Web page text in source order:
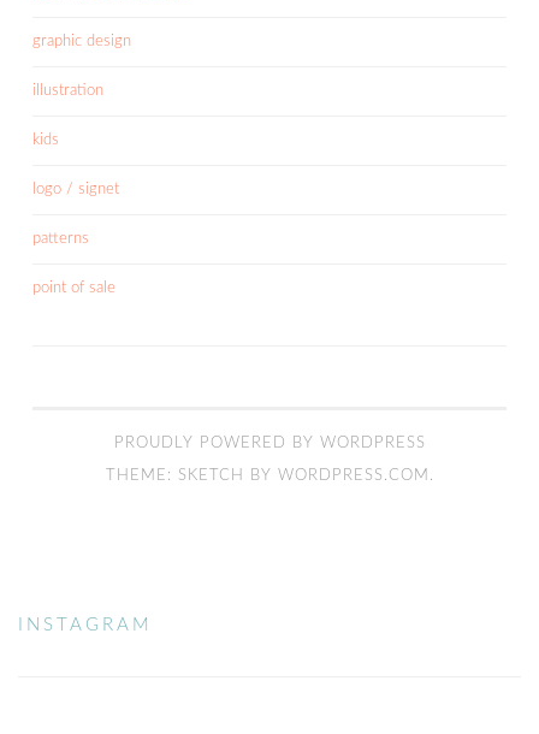
graphic design
illustration
kids
logo / signet
patterns
point of sale
PROUDLY POWERED BY WORDPRESS
THEME: SKETCH BY WORDPRESS.COM
INSTAGRAM